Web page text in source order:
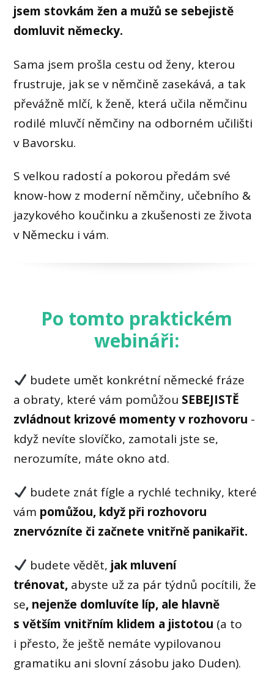
jsem stovkám žen a mužů se sebejistě
domluvit německy.
Sama jsem prošla cestu od ženy, kterou
frustruje, jak se v němčině zasekává, a tak
převážně mlčí, k ženě, která učila němčinu
rodilé mluvčí němčiny na odborném učilišti
v Bavorsku.
S velkou radostí a pokorou předám své
know-how z moderní němčiny, učebního &
jazykového koučinku a zkušenosti ze života
v Německu i vám.
Po tomto praktickém
webináři:
budete umět konkrétní německé fráze
a obraty, které vám pomůžou SEBEJISTĚ
zvládnout krizové momenty v rozhovoru -
když nevíte slovíčko, zamotali jste se,
nerozumíte, máte okno atd.
budete znát fígle a rychlé techniky, které
vám pomůžou, když při rozhovoru
znervózníte či začnete vnitřně panikařit.
budete vědět, jak mluvení
trénovat, abyste už za pár týdnů pocítili, že
se, nejenže domluvíte líp, ale hlavně
s větším vnitřním klidem a jistotou (a to
i přesto, že ještě nemáte vypilovanou
gramatiku ani slovní zásobu jako Duden).